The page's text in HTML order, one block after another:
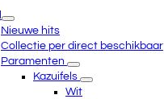
Nieuwe hits
Collectie per direct beschikbaar
Paramenten
Kazuifels
Wit